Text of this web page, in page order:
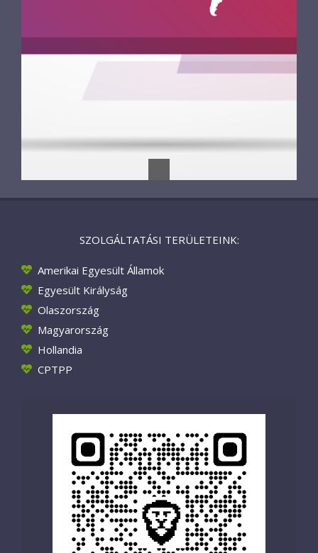
SZOLGÁLTATÁSI TERÜLETEINK:
Amerikai Egyesült Államok
Egyesült Királyság
Olaszország
Magyarország
Hollandia
CPTPP